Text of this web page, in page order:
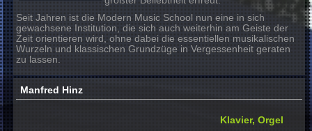
MMStudio
dynamischen, hochqualifizierten
Teams hat sich schnell bei jungen
Musizierenden in der ganzen
größter Beliebtheit erfreut.
Seit Jahren ist die Modern Music School nun eine in sich
gewachsene Institution, die sich auch weiterhin am
Zeit orientieren wird, ohne dabei die essentiellen
Wurzeln und klassischen Grundzüge in Vergessenheit